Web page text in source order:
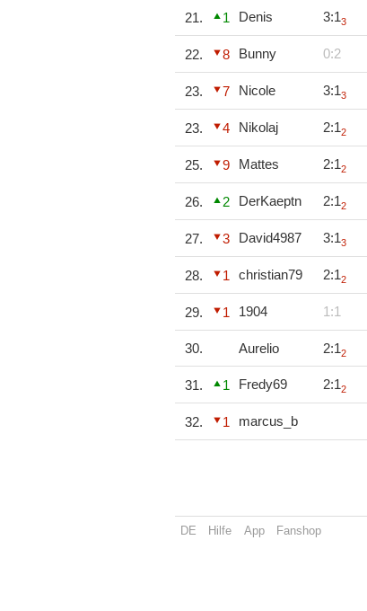
21. 1 Denis 3:13
22. 8 Bunny 0:2
23. 7 Nicole 3:13
23. 4 Nikolaj 2:12
25. 9 Mattes 2:12
26. 2 DerKaeptn 2:12
27. 3 David4987 3:13
28. 1 christian79 2:12
29. 1 1904 1:1
30. Aurelio 2:12
31. 1 Fredy69 2:12
32. 1 marcus_b
DE Hilfe App Fanshop